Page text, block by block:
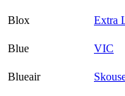
Blox Extra
Blue
VIC
Blueair